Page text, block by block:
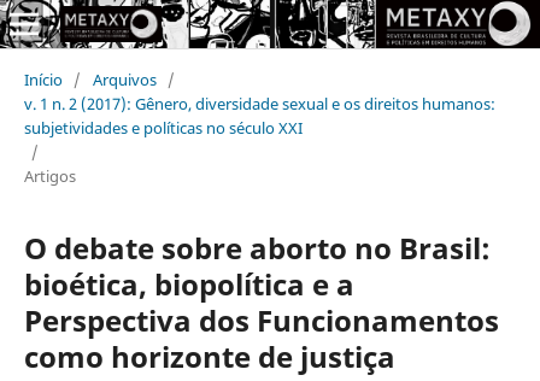
Início / Arquivos /
v. 1 n. 2 (2017): Gênero, diversidade sexual e os direitos humanos:
subjetividades e políticas no século XXI
/
Artigos
O debate sobre aborto no Brasil:
bioética, biopolítica e a
Perspectiva dos Funcionamentos
como horizonte de justiça